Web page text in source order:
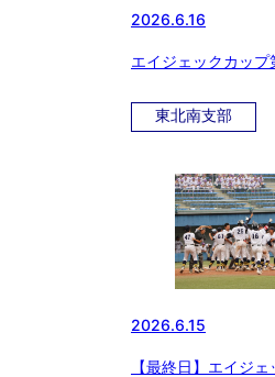
2026.6.16
エイジェックカップ
予選 最終日結果
東北南支部
2026.6.15
【最終日】エイジ